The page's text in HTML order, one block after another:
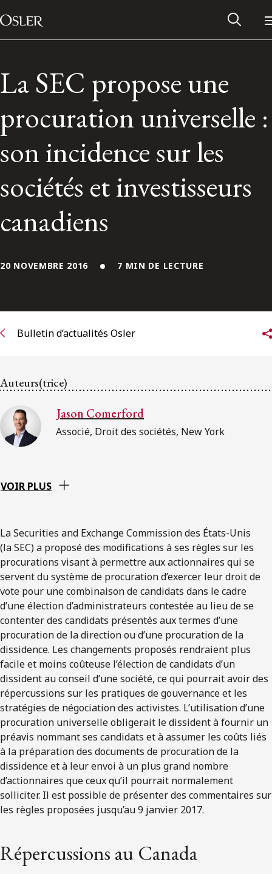
Passer au contenu
Main Navigation
Réseau des anciens d’Osler
La SEC propose une
procuration universelle :
son incidence sur les
sociétés et investisseurs
canadiens
20 NOVEMBRE 2016 7 MIN DE LECTURE
Bulletin d’actualités Osler
Auteurs(trice)
Jason Comerford
Associé, Droit des sociétés, New York
VOIR PLUS
La Securities and Exchange Commission des États-Unis
(la SEC) a proposé des modifications à ses règles sur les
procurations visant à permettre aux actionnaires qui se
servent du système de procuration d’exercer leur droit de
vote pour une combinaison de candidats dans le cadre
d’une élection d’administrateurs contestée au lieu de se
contenter des candidats présentés aux termes d’une
procuration de la direction ou d’une procuration de la
dissidence. Les changements proposés rendraient plus
facile et moins coûteuse l’élection de candidats d’un
dissident au conseil d’une société, ce qui pourrait avoir des
répercussions sur les pratiques de gouvernance et les
stratégies de négociation des activistes. L’utilisation d’une
procuration universelle obligerait le dissident à fournir un
préavis nommant ses candidats et à assumer les coûts liés
à la préparation des documents de procuration de la
dissidence et à leur envoi à un plus grand nombre
d’actionnaires que ceux qu’il pourrait normalement
solliciter. Il est possible de présenter des commentaires sur
les règles proposées jusqu’au 9 janvier 2017.
Répercussions au Canada